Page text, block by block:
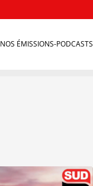
NOS ÉMISSIONS-PODCASTS